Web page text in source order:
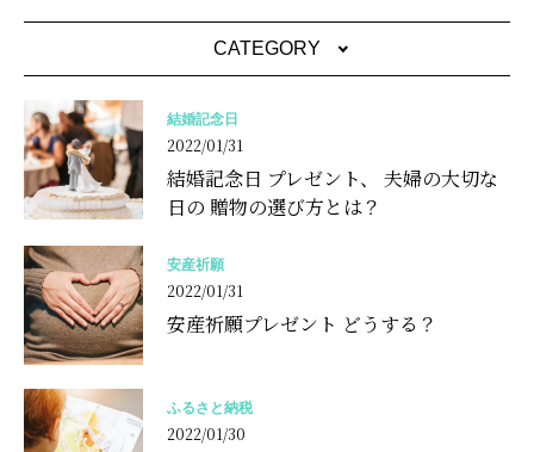
CATEGORY
結婚記念日
2022/01/31
結婚記念日 プレゼント、 夫婦の大切な
日の 贈物の選び方とは？
安産祈願
2022/01/31
安産祈願プレゼント どうする？
ふるさと納税
2022/01/30